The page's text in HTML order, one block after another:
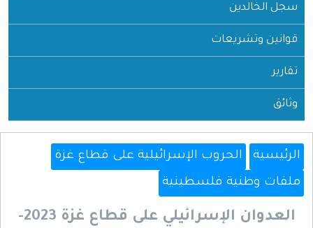
سجل الخالدين
قوانين وتشريعات
تقارير
وثائق
الرئيسية
الحروب الإسرائيلية على قطاع غزة
ملفات وطنية فلسطينية
العدوان الإسرائيلي على قطاع غزة 2023-